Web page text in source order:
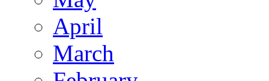
April
March